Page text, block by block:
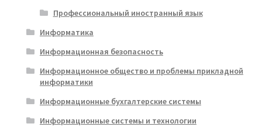
Профессиональный иностранный язык
Информатика
Информационная безопасность
Информационное общество и проблемы прикладной
информатики
Информационные бухгалтерские системы
Информационные системы и технологии